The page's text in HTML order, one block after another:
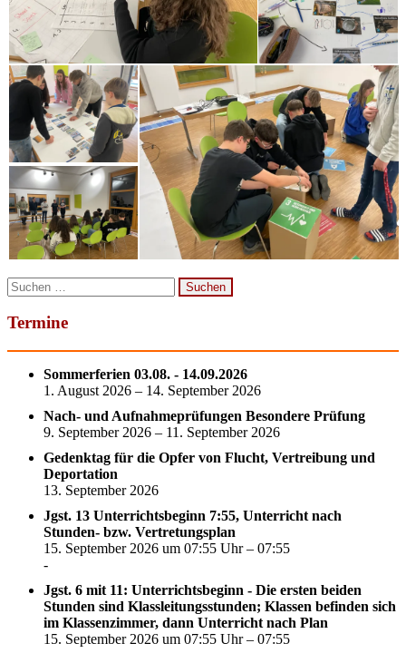
Suchen
nach:
Termine
Sommerferien 03.08. - 14.09.2026
1. August 2026 – 14. September 2026
Nach- und Aufnahmeprüfungen Besondere Prüfung
9. September 2026 – 11. September 2026
Gedenktag für die Opfer von Flucht, Vertreibung und
Deportation
13. September 2026
Jgst. 13 Unterrichtsbeginn 7:55, Unterricht nach
Stunden- bzw. Vertretungsplan
15. September 2026 um 07:55 Uhr – 07:55
-
Jgst. 6 mit 11: Unterrichtsbeginn - Die ersten beiden
Stunden sind Klassleitungsstunden; Klassen befinden sich
im Klassenzimmer, dann Unterricht nach Plan
15. September 2026 um 07:55 Uhr – 07:55